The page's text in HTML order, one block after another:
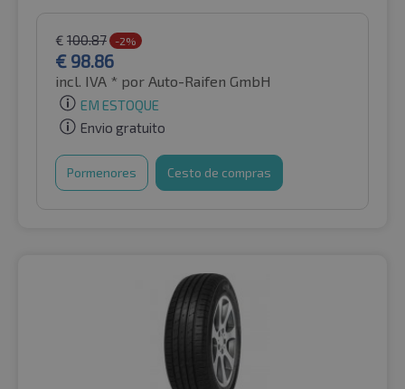
€ 100.87 -2%
€ 98.86
incl. IVA * por Auto-Raifen GmbH
EM ESTOQUE
Envio gratuito
Pormenores Cesto de compras